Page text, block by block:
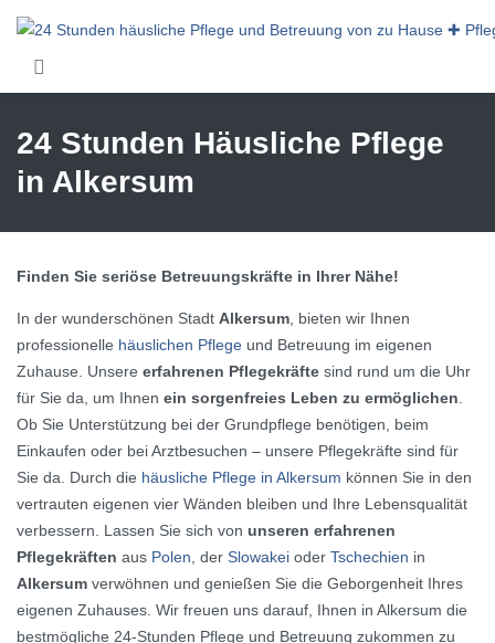
24 Stunden Häusliche Pflege
in Alkersum
Finden Sie seriöse Betreuungskräfte in Ihrer Nähe!
In der wunderschönen Stadt Alkersum, bieten wir Ihnen
professionelle häuslichen Pflege und Betreuung im eigenen
Zuhause. Unsere erfahrenen Pflegekräfte sind rund um die Uhr
für Sie da, um Ihnen ein sorgenfreies Leben zu ermöglichen.
Ob Sie Unterstützung bei der Grundpflege benötigen, beim
Einkaufen oder bei Arztbesuchen – unsere Pflegekräfte sind für
Sie da. Durch die häusliche Pflege in Alkersum können Sie in den
vertrauten eigenen vier Wänden bleiben und Ihre Lebensqualität
verbessern. Lassen Sie sich von unseren erfahrenen
Pflegekräften aus Polen, der Slowakei oder Tschechien in
Alkersum verwöhnen und genießen Sie die Geborgenheit Ihres
eigenen Zuhauses. Wir freuen uns darauf, Ihnen in Alkersum die
bestmögliche 24-Stunden Pflege und Betreuung zukommen zu